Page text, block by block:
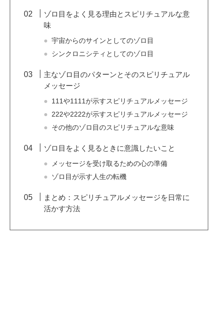
ゾロ目をよく見る理由とスピリチュアルな意
味
宇宙からのサインとしてのゾロ目
シンクロニシティとしてのゾロ目
主なゾロ目のパターンとそのスピリチュアル
メッセージ
111や1111が示すスピリチュアルメッセージ
222や2222が示すスピリチュアルメッセージ
その他のゾロ目のスピリチュアルな意味
ゾロ目をよく見るときに意識したいこと
メッセージを受け取るための心の準備
ゾロ目が示す人生の転機
まとめ：スピリチュアルメッセージを日常に
活かす方法